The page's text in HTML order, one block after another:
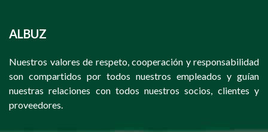
ALBUZ
Nuestros valores de respeto, cooperación y responsabilidad
son compartidos por todos nuestros empleados y guían
nuestras relaciones con todos nuestros socios, clientes y
proveedores.